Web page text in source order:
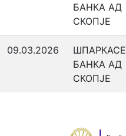
БАНКА АД
СКОПЈЕ
09.03.2026
ШПАРКАСЕ
БАНКА АД
СКОПЈЕ